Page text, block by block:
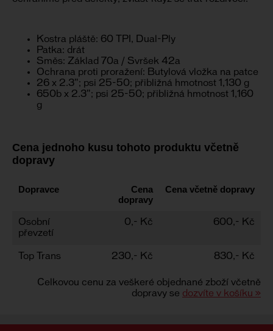
Kostra pláště: 60 TPI, Dual-Ply
Patka: drát
Směs: Základ 70a / Svršek 42a
Ochrana proti proražení: Butylová vložka na patce
26 x 2.3"; psi 25-50; přibližná hmotnost 1,130 g
650b x 2.3"; psi 25-50; přibližná hmotnost 1,160
g
Cena jednoho kusu tohoto produktu včetně
dopravy
Dopravce
Cena
dopravy
Cena včetně dopravy
Osobní
převzetí
0,- Kč 600,- Kč
Top Trans 230,- Kč 830,- Kč
Celkovou cenu za veškeré objednané zboží včetně
dopravy se dozvíte v košíku »